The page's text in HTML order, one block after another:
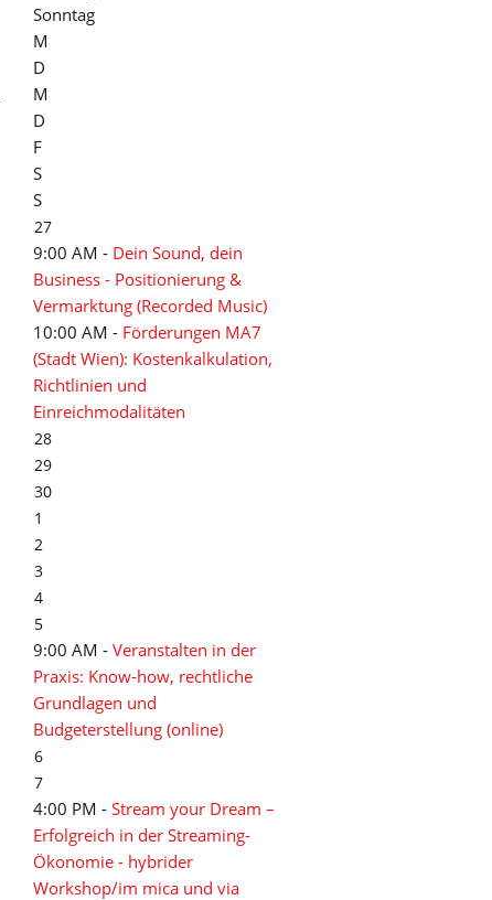
Sonntag
M
D
M
D
F
S
S
27
9:00 AM - Dein Sound, dein
Business - Positionierung &
Vermarktung (Recorded Music)
10:00 AM - Förderungen MA7
(Stadt Wien): Kostenkalkulation,
Richtlinien und
Einreichmodalitäten
28
29
30
1
2
3
4
5
9:00 AM - Veranstalten in der
Praxis: Know-how, rechtliche
Grundlagen und
Budgeterstellung (online)
6
7
4:00 PM - Stream your Dream –
Erfolgreich in der Streaming-
Ökonomie - hybrider
Workshop/im mica und via